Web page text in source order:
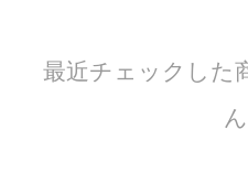
最近チェックした
ん